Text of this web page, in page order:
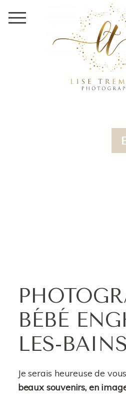
BÉBÉ
LES-BAINS
Je serais heureuse de
beaux souvenirs, en